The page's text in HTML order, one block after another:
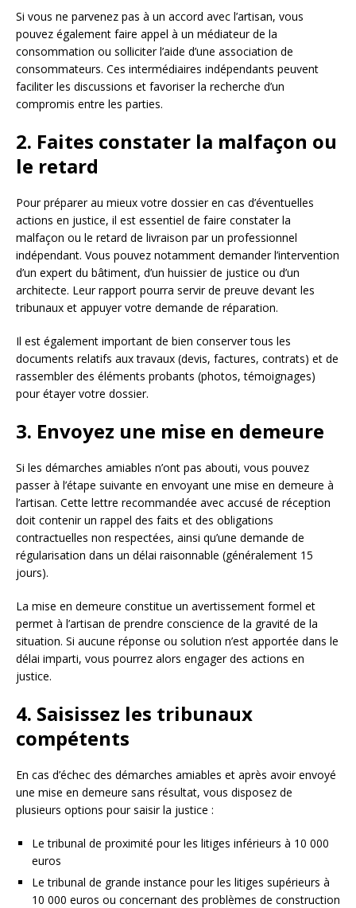
Si vous ne parvenez pas à un accord avec l’artisan, vous
pouvez également faire appel à un médiateur de la
consommation ou solliciter l’aide d’une association de
consommateurs. Ces intermédiaires indépendants peuvent
faciliter les discussions et favoriser la recherche d’un
compromis entre les parties.
2. Faites constater la malfaçon ou
le retard
Pour préparer au mieux votre dossier en cas d’éventuelles
actions en justice, il est essentiel de faire constater la
malfaçon ou le retard de livraison par un professionnel
indépendant. Vous pouvez notamment demander l’intervention
d’un expert du bâtiment, d’un huissier de justice ou d’un
architecte. Leur rapport pourra servir de preuve devant les
tribunaux et appuyer votre demande de réparation.
Il est également important de bien conserver tous les
documents relatifs aux travaux (devis, factures, contrats) et de
rassembler des éléments probants (photos, témoignages)
pour étayer votre dossier.
3. Envoyez une mise en demeure
Si les démarches amiables n’ont pas abouti, vous pouvez
passer à l’étape suivante en envoyant une mise en demeure à
l’artisan. Cette lettre recommandée avec accusé de réception
doit contenir un rappel des faits et des obligations
contractuelles non respectées, ainsi qu’une demande de
régularisation dans un délai raisonnable (généralement 15
jours).
La mise en demeure constitue un avertissement formel et
permet à l’artisan de prendre conscience de la gravité de la
situation. Si aucune réponse ou solution n’est apportée dans le
délai imparti, vous pourrez alors engager des actions en
justice.
4. Saisissez les tribunaux
compétents
En cas d’échec des démarches amiables et après avoir envoyé
une mise en demeure sans résultat, vous disposez de
plusieurs options pour saisir la justice :
Le tribunal de proximité pour les litiges inférieurs à 10 000
euros
Le tribunal de grande instance pour les litiges supérieurs à
10 000 euros ou concernant des problèmes de construction